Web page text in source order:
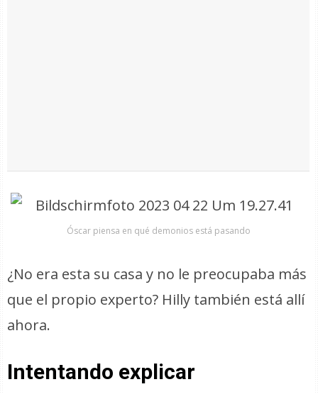
Óscar piensa en qué demonios está pasando
¿No era esta su casa y no le preocupaba más
que el propio experto? Hilly también está allí
ahora.
Intentando explicar